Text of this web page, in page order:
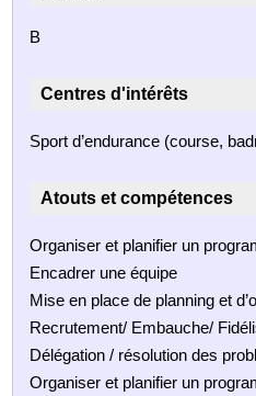
B
Centres d'intérêts
Sport d’endurance (course,
Atouts et compétences
Organiser et planifier un
Encadrer une équipe
Mise en place de planning et
Recrutement/ Embauche/
Délégation / résolution des
Organiser et planifier un